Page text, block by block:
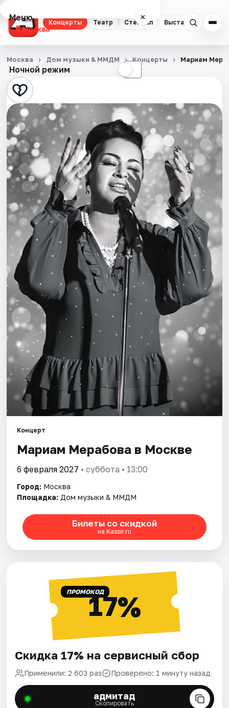
Концерты Театр Стендап Выставки
Меню ×
Москва
Концерты
Театр
Стендап
Выставки
Квесты
Экскурсии
Спорт
События
Города
Площадки
Артисты
Рейтинги
Ночной режим ☾
Москва Дом музыки & ММДМ Концерты Мариам
Концерт
Мариам Мерабова в Москве
6 февраля 2027 • суббота • 13:00
Город: Москва
Площадка: Дом музыки & ММДМ
Билеты со скидкой
на Kassir.ru
ПРОМОКОД17%
Скидка 17% на сервисный сбор
Применили: 2 603 раз Проверено: 1 минуту назад
адмитад
Скопировать